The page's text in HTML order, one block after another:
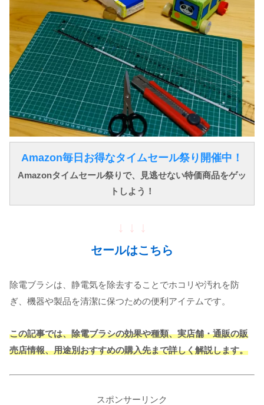
Amazon毎日お得なタイムセール祭り開催中！
Amazonタイムセール祭りで、見逃せない特価商品をゲッ
トしよう！
↓ ↓ ↓
セールはこちら
除電ブラシは、静電気を除去することでホコリや汚れを防
ぎ、機器や製品を清潔に保つための便利アイテムです。
この記事では、除電ブラシの効果や種類、実店舗・通販の販
売店情報、用途別おすすめの購入先まで詳しく解説します。
スポンサーリンク